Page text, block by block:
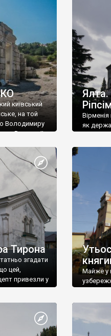
об’єкту
та
легке
київський
на той
Володимиру
Василю ІІ,
Ялта.
як
Тирона
згадати
цей,
привезли у
Майже у